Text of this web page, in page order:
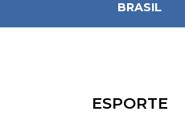
BRASIL
ESPORTE